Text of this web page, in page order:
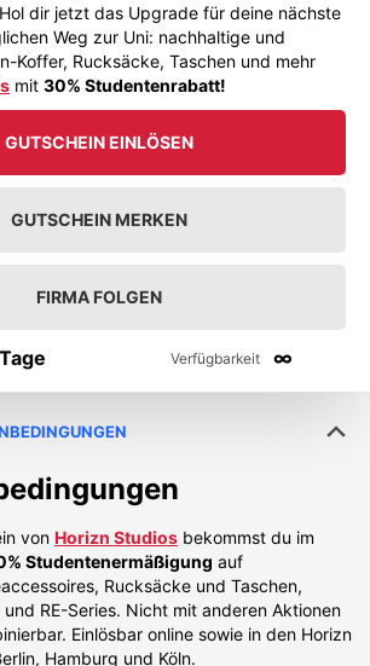
dir jetzt das Upgrade für deine nächste
Weg zur Uni: nachhaltige und
Koffer, Rucksäcke, Taschen und mehr
mit 30% Studentenrabatt!
GUTSCHEIN EINLÖSEN
GUTSCHEIN MERKEN
FIRMA FOLGEN
Verfügbarkeit ∞
von Horizn Studios bekommst du im
Studentenermäßigung auf
Rucksäcke und Taschen,
RE-Series. Nicht mit anderen Aktionen
Einlösbar online sowie in den Horizn
Hamburg und Köln.